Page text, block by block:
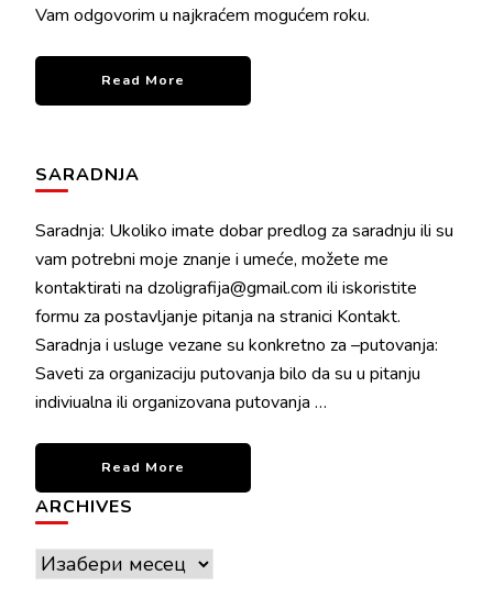
Vam odgovorim u najkraćem mogućem roku.
Read More
SARADNJA
Saradnja: Ukoliko imate dobar predlog za saradnju ili su
vam potrebni moje znanje i umeće, možete me
kontaktirati na dzoligrafija@gmail.com ili iskoristite
formu za postavljanje pitanja na stranici Kontakt.
Saradnja i usluge vezane su konkretno za –putovanja:
Saveti za organizaciju putovanja bilo da su u pitanju
indiviualna ili organizovana putovanja …
Read More
ARCHIVES
Archives